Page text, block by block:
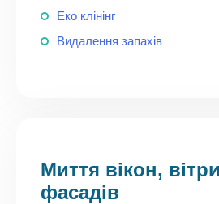
Еко клінінг
Видалення запахів
Миття вікон,
фасадів